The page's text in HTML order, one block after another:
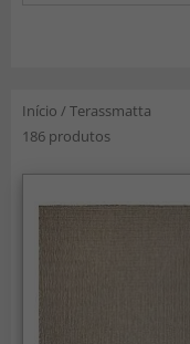
Início /Terassmatta
186 produtos